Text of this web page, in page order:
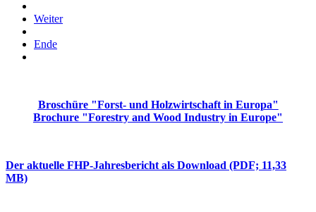
Weiter
Ende
Broschüre "Forst- und Holzwirtschaft in Europa"
Brochure "Forestry and Wood Industry in Europe"
Der aktuelle FHP-Jahresbericht als Download (PDF; 11,33
MB)